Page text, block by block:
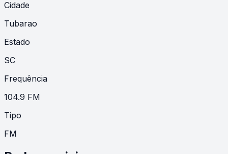
Cidade
Tubarao
Estado
SC
Frequência
104.9 FM
Tipo
FM